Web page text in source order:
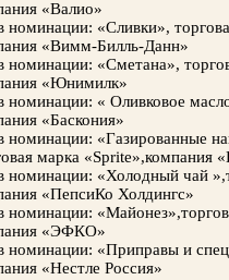
«Валио»
номинации: «Сливки»,
«Вимм-Билль-Данн»
номинации: «Сметана»,
«Юнимилк»
номинации: « Оливковое
«Баскония»
номинации: «Газированные
марка «Sprite»,компания
номинации: «Холодный чай
«ПепсиКо Холдингс»
номинации:
«ЭФКО»
номинации: «Приправы и
«Нестле Россия»